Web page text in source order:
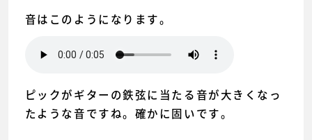
音はこのようになります。
ピックがギターの鉄弦に当たる音が大きくなっ
たような音ですね。確かに固いです。